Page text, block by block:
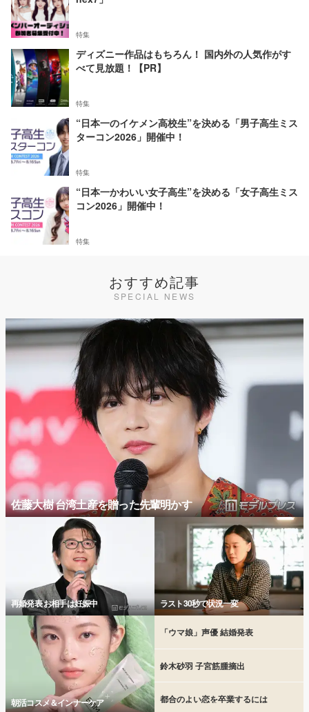
特集
ディズニー作品はもちろん！ 国内外の人気作がす
べて見放題！【PR】
特集
“日本一のイケメン高校生”を決める「男子高生ミス
ターコン2026」開催中！
特集
“日本一かわいい女子高生”を決める「女子高生ミス
コン2026」開催中！
特集
おすすめ記事
SPECIAL NEWS
佐藤大樹 台湾土産を贈った先輩明かす
再婚発表 お相手は妊娠中 ラスト30秒で状況一変
朝活コスメ＆インナーケア
「ウマ娘」声優 結婚発表
鈴木砂羽 子宮筋腫摘出
都合のよい恋を卒業するには